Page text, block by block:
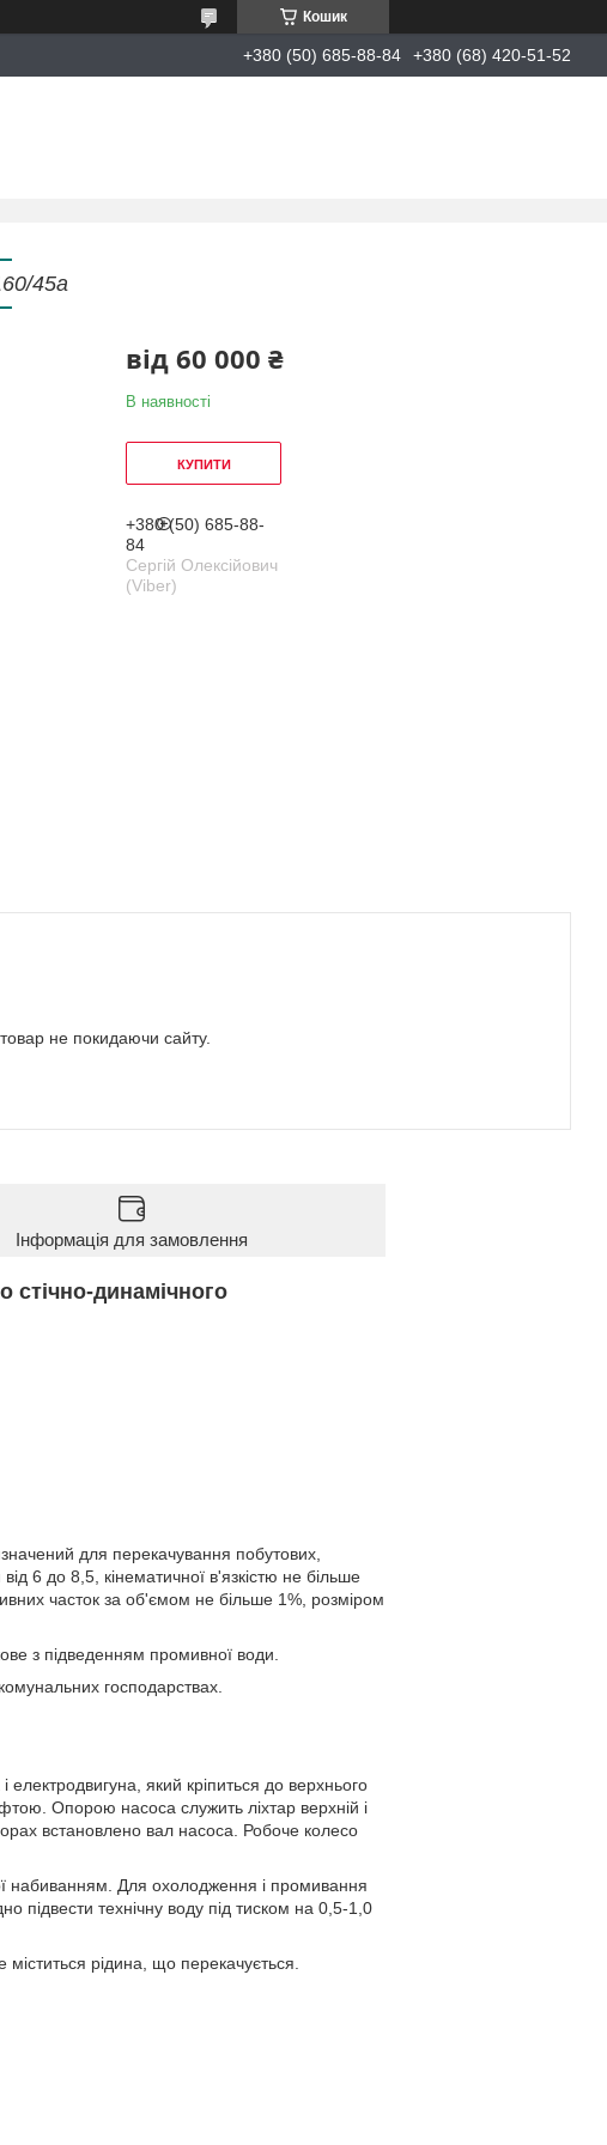
Кошик
+380 (50) 685-88-84 +380 (68) 420-51-52
45а
від60 000 ₴
В наявності
КУПИТИ
+380 (50) 685-88-
84
Сергій Олексійович
(Viber)
не покидаючи сайту.
Інформація для замовлення
стічно-динамічного
для перекачування побутових,
6 до 8,5, кінематичної в'язкістю не більше
часток за об'ємом не більше 1%, розміром
з підведенням промивної води.
господарствах.
який кріпиться до верхнього
Опорою насоса служить ліхтар верхній і
встановлено вал насоса. Робоче колесо
набиванням. Для охолодження і промивання
підвести технічну воду під тиском на 0,5-1,0
рідина, що перекачується.